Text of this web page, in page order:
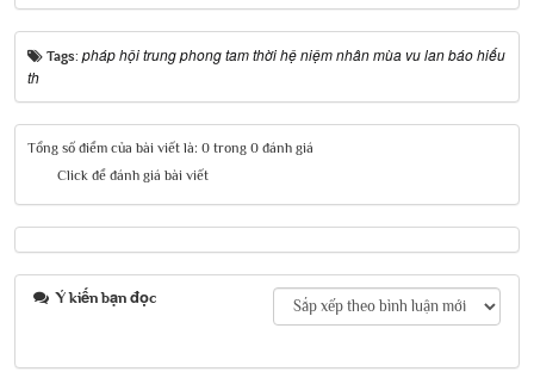
Tags: pháp hội trung phong tam thời hệ niệm nhân mùa vu lan báo hiếu
th
Tổng số điểm của bài viết là: 0 trong 0 đánh giá
Click để đánh giá bài viết
Ý kiến bạn đọc